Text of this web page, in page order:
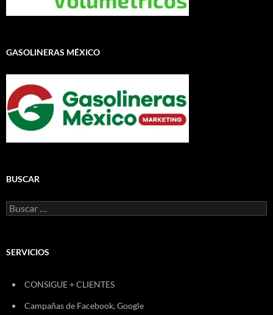
GASOLINERAS MÉXICO
BUSCAR
Buscar:
SERVICIOS
CONSIGUE + CLIENTES
Campañas de Facebook, Google